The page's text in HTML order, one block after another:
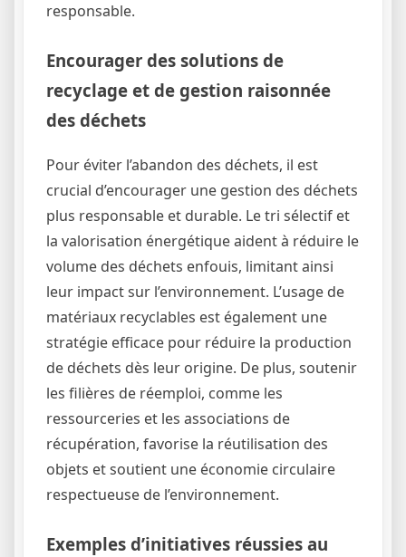
responsable.
Encourager des solutions de
recyclage et de gestion raisonnée
des déchets
Pour éviter l’abandon des déchets, il est
crucial d’encourager une gestion des déchets
plus responsable et durable. Le tri sélectif et
la valorisation énergétique aident à réduire le
volume des déchets enfouis, limitant ainsi
leur impact sur l’environnement. L’usage de
matériaux recyclables est également une
stratégie efficace pour réduire la production
de déchets dès leur origine. De plus, soutenir
les filières de réemploi, comme les
ressourceries et les associations de
récupération, favorise la réutilisation des
objets et soutient une économie circulaire
respectueuse de l’environnement.
Exemples d’initiatives réussies au